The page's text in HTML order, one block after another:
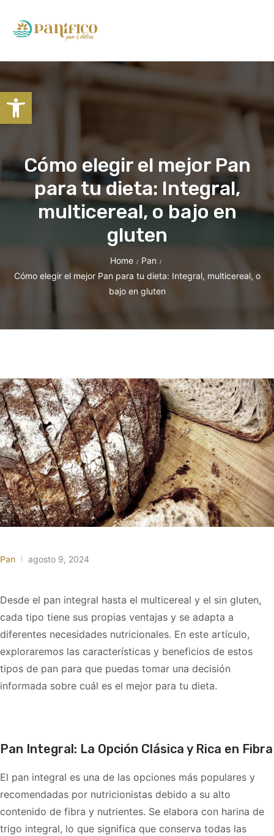
Abrir barra de herramientas
Cómo elegir el mejor Pan
para tu dieta: Integral,
multicereal, o bajo en
gluten
Home / Pan /
Cómo elegir el mejor Pan para tu dieta: Integral, multicereal, o
bajo en gluten
Pan agosto 9, 2024
Desde el pan integral hasta el multicereal y el sin gluten,
cada tipo tiene sus propias ventajas y se adapta a
diferentes necesidades nutricionales. En este artículo,
exploraremos las características y beneficios de estos
tipos de pan para que puedas tomar una decisión
informada sobre cuál es el mejor para tu dieta.
Pan Integral: La Opción Clásica y Rica en Fibra
El pan integral es una de las opciones más populares y
recomendadas por nutricionistas debido a su alto
contenido de fibra y nutrientes. Se elabora con harina de
trigo integral, lo que significa que conserva todas las